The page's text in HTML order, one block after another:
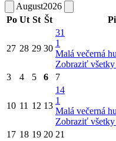
August2026
Po Ut St Št
27 28 29 30
31
1
Malá večerná
Zobraziť všetky
3 4 5 6 7
10 11 12 13
14
1
Malá večerná
Zobraziť všetky
17 18 19 20 21